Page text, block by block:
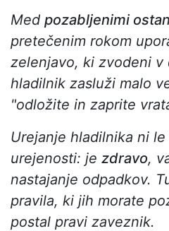
Med pozabljenimi
pretečenim rokom
zelenjavo, ki zvodeni v
hladilnik zasluži malo
"odložite in zaprite
Urejanje hladilnika ni le
urejenosti: je zdravo,
nastajanje odpadkov.
pravila, ki jih morate
postal pravi zaveznik.